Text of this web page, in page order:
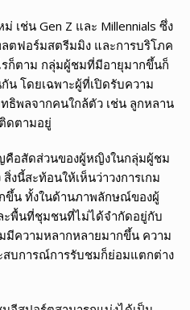
เช่น Gen Z และ Millennials ซึ่ง
ตฟอร์มสตรีมมิง และการบริโภค
ก็ตาม กลุ่มผู้ชมที่มีอายุมากขึ้นก็
น โดยเฉพาะผู้ที่เปิดรับความ
ธิพลจากคนใกล้ตัว เช่น ลูกหลาน
ดตามอยู่
คือสัดส่วนของผู้หญิงในกลุ่มผู้ชม
งนี้สะท้อนให้เห็นว่าวงการเกม
ขึ้น ทั้งในด้านภาพลักษณ์ของผู้
ะพื้นที่ชุมชนที่ไม่ได้จำกัดอยู่กับ
มีความหลากหลายมากขึ้น ความ
สบการณ์การรับชมก็ย่อมแตกต่าง